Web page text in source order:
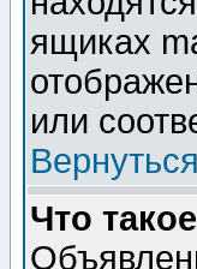
ящиках
или
Что